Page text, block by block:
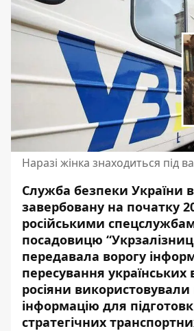
Наразі жінка знаходиться під
Служба безпеки України
завербовану на початку
російськими
посадовицю
передавала ворогу
пересування українських
росіяни
інформацію для
стратегічних